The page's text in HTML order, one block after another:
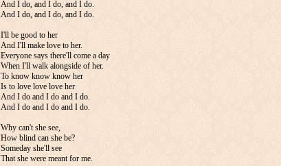
And I do, and I do, and I do.
And I do, and I do, and I do.
I'll be good to her
And I'll make love to her.
Everyone says there'll come a day
When I'll walk alongside of her.
To know know know her
Is to love love love her
And I do and I do and I do.
And I do and I do and I do.
Why can't she see,
How blind can she be?
Someday she'll see
That she were meant for me.